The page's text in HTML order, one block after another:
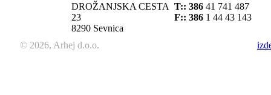
DROŽANJSKA CESTA
23
8290 Sevnica
T:: 386 41 741 487
F:: 386 1 44 43 143
© 2026, Arhej d.o.o.